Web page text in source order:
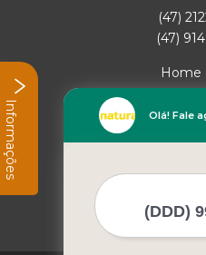
(47)
(47)
Home
Missão
Mapa
Olá! Fale
Informações